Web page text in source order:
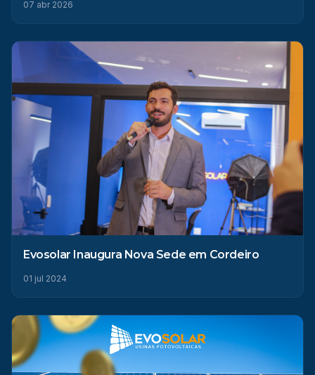
07 abr 2026
Evosolar Inaugura Nova Sede em Cordeiro
01 jul 2024